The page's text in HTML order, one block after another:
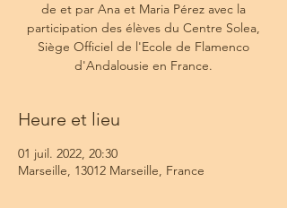
de et par Ana et Maria Pérez avec la
participation des élèves du Centre Solea,
Siège Officiel de l'Ecole de Flamenco
d'Andalousie en France.
Heure et lieu
01 juil. 2022, 20:30
Marseille, 13012 Marseille, France